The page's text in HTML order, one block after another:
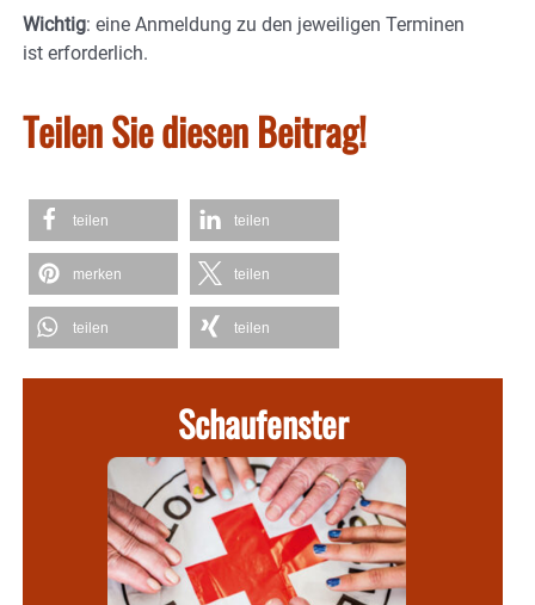
Wichtig: eine Anmeldung zu den jeweiligen Terminen
ist erforderlich.
Teilen Sie diesen Beitrag!
teilen teilen
merken teilen
teilen teilen
Schaufenster